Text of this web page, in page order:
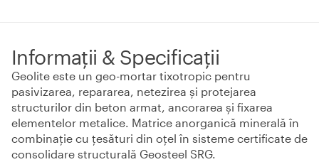
Informații & Specificații
Geolite este un geo-mortar tixotropic pentru
pasivizarea, repararea, netezirea și protejarea
structurilor din beton armat, ancorarea și fixarea
elementelor metalice. Matrice anorganică minerală în
combinație cu țesături din oțel în sisteme certificate de
consolidare structurală Geosteel SRG.